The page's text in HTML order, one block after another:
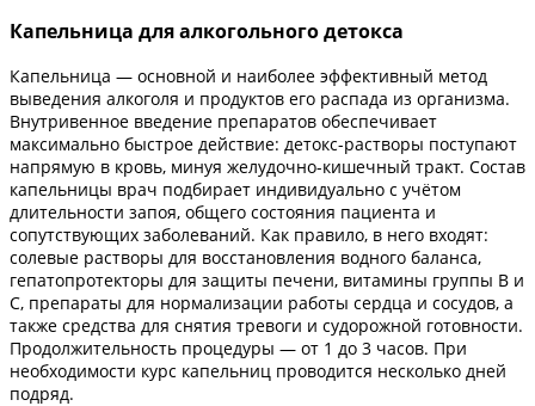
Капельница для алкогольного детокса
Капельница — основной и наиболее эффективный метод
выведения алкоголя и продуктов его распада из организма.
Внутривенное введение препаратов обеспечивает
максимально быстрое действие: детокс-растворы поступают
напрямую в кровь, минуя желудочно-кишечный тракт. Состав
капельницы врач подбирает индивидуально с учётом
длительности запоя, общего состояния пациента и
сопутствующих заболеваний. Как правило, в него входят:
солевые растворы для восстановления водного баланса,
гепатопротекторы для защиты печени, витамины группы B и
C, препараты для нормализации работы сердца и сосудов, а
также средства для снятия тревоги и судорожной готовности.
Продолжительность процедуры — от 1 до 3 часов. При
необходимости курс капельниц проводится несколько дней
подряд.